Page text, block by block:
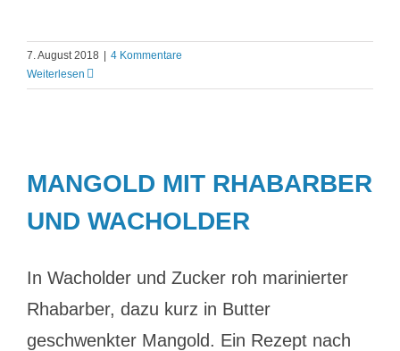
7. August 2018
4 Kommentare
Weiterlesen
MANGOLD MIT RHABARBER
UND WACHOLDER
In Wacholder und Zucker roh marinierter
Rhabarber, dazu kurz in Butter
geschwenkter Mangold. Ein Rezept nach